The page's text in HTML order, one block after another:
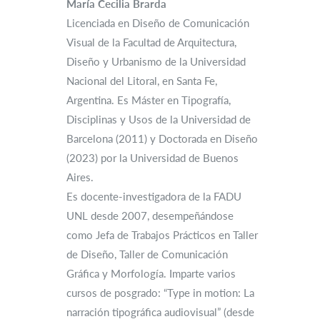
María Cecilia Brarda
Licenciada en Diseño de Comunicación
Visual de la Facultad de Arquitectura,
Diseño y Urbanismo de la Universidad
Nacional del Litoral, en Santa Fe,
Argentina. Es Máster en Tipografía,
Disciplinas y Usos de la Universidad de
Barcelona (2011) y Doctorada en Diseño
(2023) por la Universidad de Buenos
Aires.
Es docente-investigadora de la FADU
UNL desde 2007, desempeñándose
como Jefa de Trabajos Prácticos en Taller
de Diseño, Taller de Comunicación
Gráfica y Morfología. Imparte varios
cursos de posgrado: “Type in motion: La
narración tipográfica audiovisual” (desde